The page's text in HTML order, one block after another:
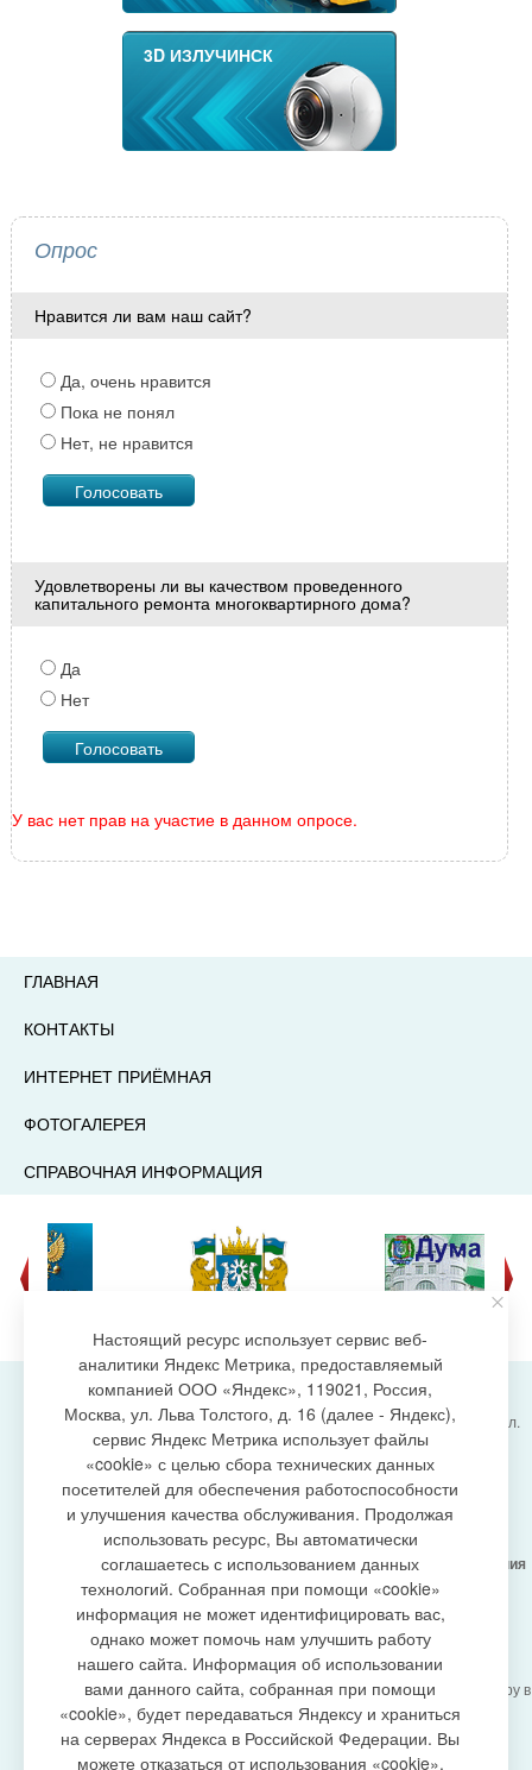
3D ИЗЛУЧИНСК
Опрос
Нравится ли вам наш сайт?
Да, очень нравится
Пока не понял
Нет, не нравится
Удовлетворены ли вы качеством проведенного
капитального ремонта многоквартирного дома?
Да
Нет
У вас нет прав на участие в данном опросе.
ГЛАВНАЯ
КОНТАКТЫ
ИНТЕРНЕТ ПРИЁМНАЯ
ФОТОГАЛЕРЕЯ
СПРАВОЧНАЯ ИНФОРМАЦИЯ
создание сайта
Администрация городского поселения Излучинск, ул.
Энергетиков, 6, пгт. Излучинск, Нижневартовский
район,
Ханты-Мансийский автономный округ-Югра
(Тюменская область), 628634
Сетевое изданиеhttps://www.gp-izluchinsk.ru
16+
Учредитель -Администрация городского поселения
Излучинск
Главный редактор - Бурич Денис Ярославович
Телефон/факс: (3466) 28-13-77 , e-mail:
admizl@rambler.ru
Сетевое изданиеhttps://www.gp-izluchinsk.ru
зарегистрировано Федеральной службой по надзору в
сфере связи,
информационных технологий и массовых
коммуникаций (Роскомнадзор), регистрационный
Настоящий ресурс использует сервис веб-
аналитики Яндекс Метрика, предоставляемый
компанией ООО «Яндекс», 119021, Россия,
Москва, ул. Льва Толстого, д. 16 (далее - Яндекс),
сервис Яндекс Метрика использует файлы
«cookie» с целью сбора технических данных
посетителей для обеспечения работоспособности
и улучшения качества обслуживания. Продолжая
использовать ресурс, Вы автоматически
соглашаетесь с использованием данных
технологий. Собранная при помощи «cookie»
информация не может идентифицировать вас,
однако может помочь нам улучшить работу
нашего сайта. Информация об использовании
вами данного сайта, собранная при помощи
«cookie», будет передаваться Яндексу и храниться
на серверах Яндекса в Российской Федерации. Вы
можете отказаться от использования «cookie»,